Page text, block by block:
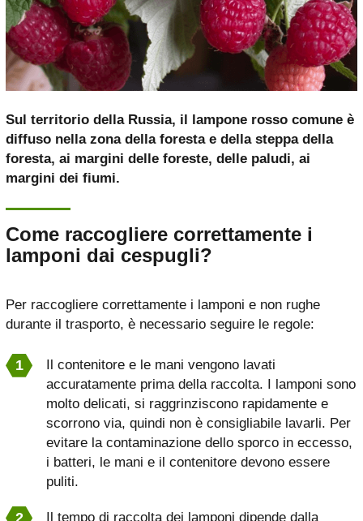
Sul territorio della Russia, il lampone rosso comune è
diffuso nella zona della foresta e della steppa della
foresta, ai margini delle foreste, delle paludi, ai
margini dei fiumi.
Come raccogliere correttamente i
lamponi dai cespugli?
Per raccogliere correttamente i lamponi e non rughe
durante il trasporto, è necessario seguire le regole:
Il contenitore e le mani vengono lavati
accuratamente prima della raccolta. I lamponi sono
molto delicati, si raggrinziscono rapidamente e
scorrono via, quindi non è consigliabile lavarli. Per
evitare la contaminazione dello sporco in eccesso,
i batteri, le mani e il contenitore devono essere
puliti.
Il tempo di raccolta dei lamponi dipende dalla